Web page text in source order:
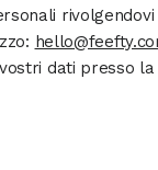
rivolgendovi
dati presso la